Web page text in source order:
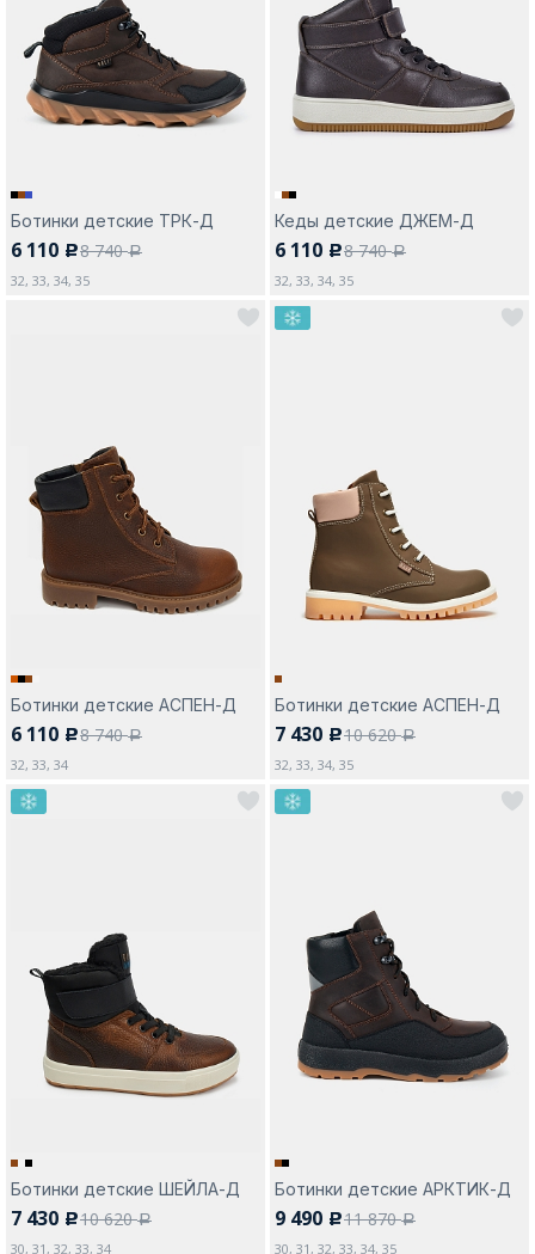
Ботинки детские ТРК-Д
6 110 c8 740a
32, 33, 34, 35
Кеды детские ДЖЕМ-Д
6 110 c8 740a
32, 33, 34, 35
Ботинки детские АСПЕН-Д
6 110 c8 740a
32, 33, 34
Ботинки детские АСПЕН-Д
7 430 c10 620a
32, 33, 34, 35
Ботинки детские ШЕЙЛА-Д
7 430 c10 620a
30, 31, 32, 33, 34
Ботинки детские АРКТИК-Д
9 490 c11 870a
30, 31, 32, 33, 34, 35